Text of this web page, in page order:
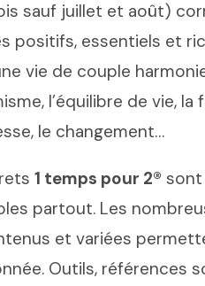
sauf juillet et août)
positifs, essentiels et
vie de couple
l’équilibre de vie, la
le changement…
1 temps pour 2®
partout. Les
et variées
Outils, références